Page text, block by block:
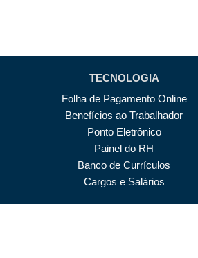
TECNOLOGIA
Folha de Pagamento Online
Benefícios ao Trabalhador
Ponto Eletrônico
Painel do RH
Banco de Currículos
Cargos e Salários